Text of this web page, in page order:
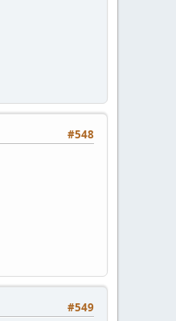
#548
#549